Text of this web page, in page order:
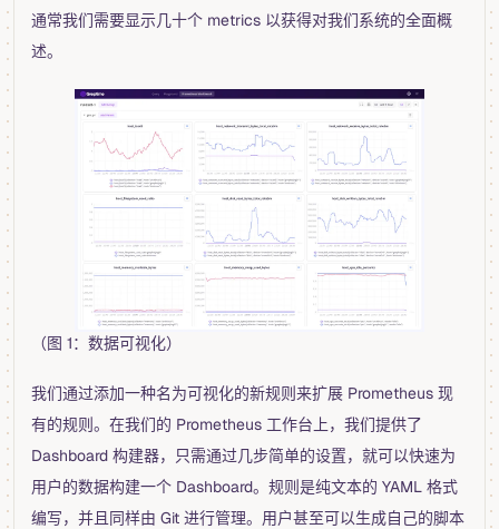
通常我们需要显示几十个 metrics 以获得对我们系统的全面概
述。
（图 1：数据可视化）
我们通过添加一种名为可视化的新规则来扩展 Prometheus 现
有的规则。在我们的 Prometheus 工作台上，我们提供了
Dashboard 构建器，只需通过几步简单的设置，就可以快速为
用户的数据构建一个 Dashboard。规则是纯文本的 YAML 格式
编写，并且同样由 Git 进行管理。用户甚至可以生成自己的脚本